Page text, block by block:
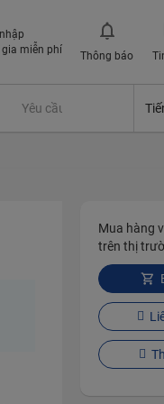
miễn phí
Thông báo
Yêu cầu quyền lợi bảo
Mua hàng
trên thị